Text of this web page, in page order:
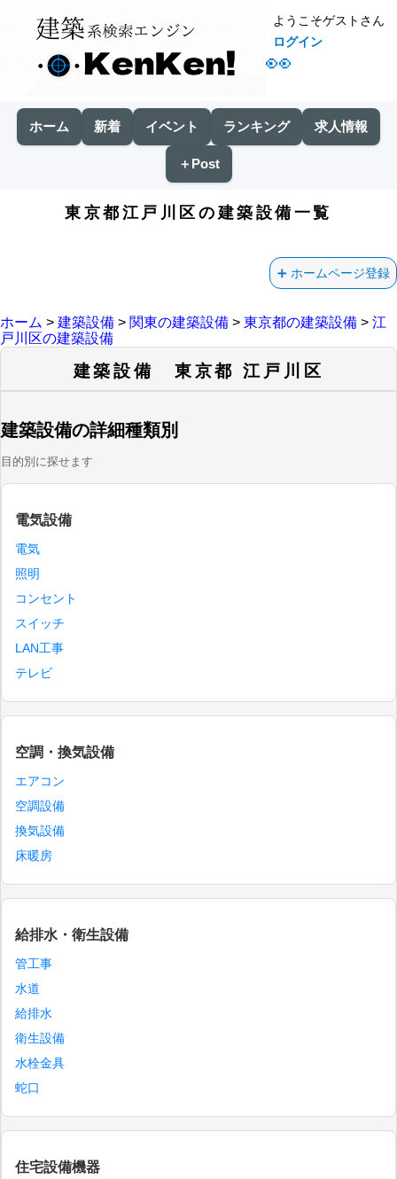
👀
ようこそゲストさん
ログイン
ホーム 新着 イベント ランキング 求人情報
＋Post
東京都江戸川区の建築設備一覧
ホームページ登録
ホーム > 建築設備 > 関東の建築設備 > 東京都の建築設備 > 江
戸川区の建築設備
建築設備 東京都 江戸川区
建築設備の詳細種類別
目的別に探せます
電気設備
電気
照明
コンセント
スイッチ
LAN工事
テレビ
空調・換気設備
エアコン
空調設備
換気設備
床暖房
給排水・衛生設備
管工事
水道
給排水
衛生設備
水栓金具
蛇口
住宅設備機器